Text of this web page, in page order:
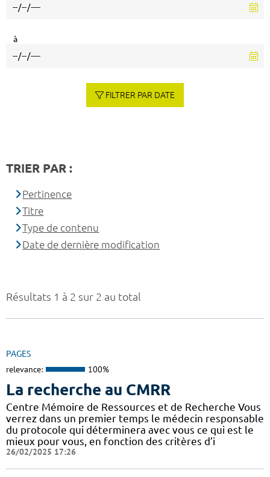
Résultats 1 à 2 sur 2 au total
PAGES
relevance: 100%
La recherche au CMRR
Centre Mémoire de Ressources et de Recherche Vous
verrez dans un premier temps le médecin responsable
du protocole qui déterminera avec vous ce qui est le
mieux pour vous, en fonction des critères d’i
26/02/2025 17:26
à
FILTRER PAR DATE
TRIER PAR :
Pertinence
Titre
Type de contenu
Date de dernière modification